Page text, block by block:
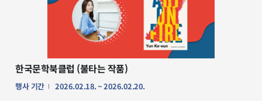
한국문학북클럽 (불타는 작품)
행사 기간
2026.02.18. ~ 2026.02.20.